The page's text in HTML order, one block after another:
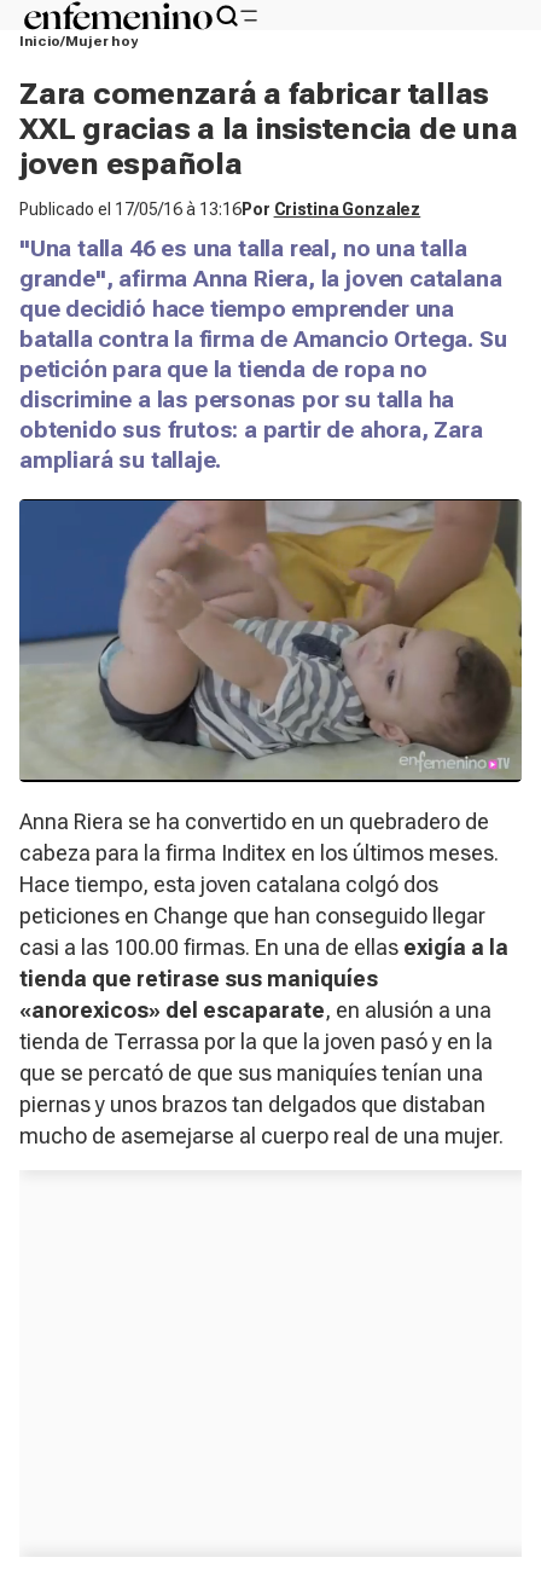
Inicio Mujer hoy
Zara comenzará a fabricar tallas
XXL gracias a la insistencia de una
joven española
Publicado el 17/05/16 à 13:16Por Cristina Gonzalez
"Una talla 46 es una talla real, no una talla
grande", afirma Anna Riera, la joven catalana
que decidió hace tiempo emprender una
batalla contra la firma de Amancio Ortega. Su
petición para que la tienda de ropa no
discrimine a las personas por su talla ha
obtenido sus frutos: a partir de ahora, Zara
ampliará su tallaje.
Anna Riera se ha convertido en un quebradero de
cabeza para la firma Inditex en los últimos meses.
Hace tiempo, esta joven catalana colgó dos
peticiones en Change que han conseguido llegar
casi a las 100.00 firmas. En una de ellas exigía a la
tienda que retirase sus maniquíes
«anorexicos» del escaparate, en alusión a una
tienda de Terrassa por la que la joven pasó y en la
que se percató de que sus maniquíes tenían una
piernas y unos brazos tan delgados que distaban
mucho de asemejarse al cuerpo real de una mujer.